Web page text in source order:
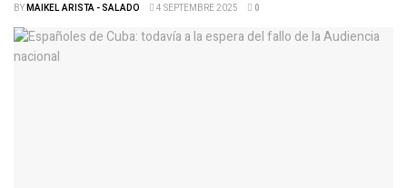
BYMAIKEL ARISTA - SALADO 4 SEPTEMBRE 2025 0